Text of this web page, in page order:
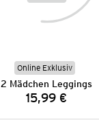
Online Exklusiv
2 Mädchen Leggings
Preis:
15,99 €